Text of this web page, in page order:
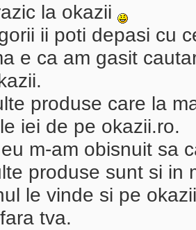
la okazii
ii poti depasi cu
e ca am gasit
produse care la
iei de pe okazii.ro.
m-am obisnuit sa
produse sunt si in
le vinde si pe
tva.